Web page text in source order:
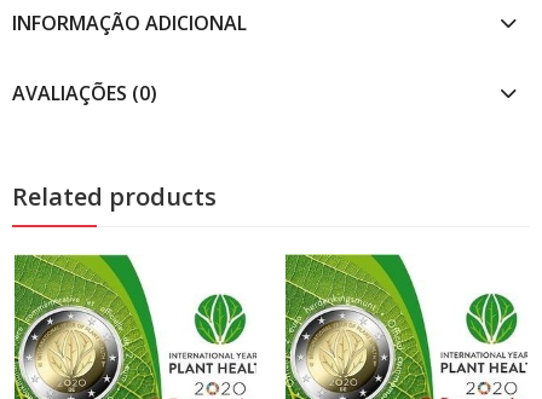
INFORMAÇÃO ADICIONAL
AVALIAÇÕES (0)
Related products